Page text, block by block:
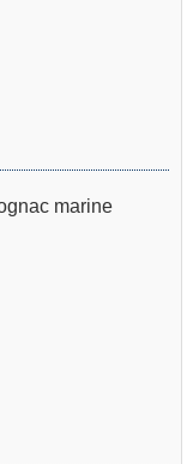
marine